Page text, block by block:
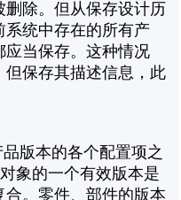
除。但从保存设计历
系统中存在的所有产
当保存。这种情况
但保存其描述信息，此
版本的各个配置项之
象的一个有效版本是
。零件、部件的版本